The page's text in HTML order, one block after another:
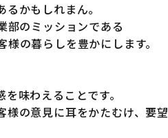
かもしれまん。
部のミッションである
の暮らしを豊かにします。
味わえることです。
の意見に耳をかたむけ、要望